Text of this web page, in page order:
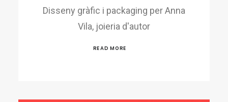
Disseny gràfic i packaging per Anna
Vila, joieria d'autor
READ MORE